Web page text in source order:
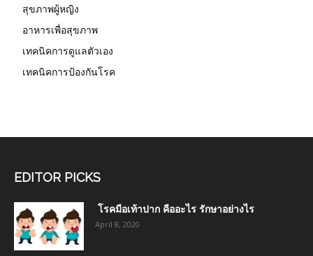
สุขภาพผู้หญิง
อาหารเพื่อสุขภาพ
เทคนิคการดูแลตัวเอง
เทคนิคการป้องกันโรค
EDITOR PICKS
โรคมือเท้าปาก คืออะไร รักษาอย่างไร
April 8, 2020